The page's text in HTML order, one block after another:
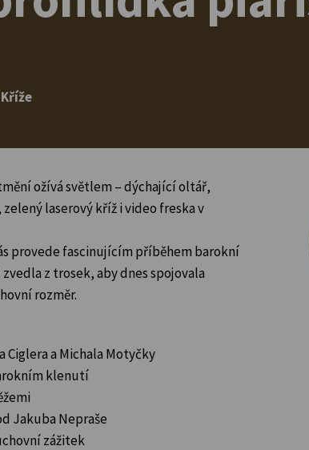
ožívá světlem – dýchající oltář,
laserový kříž i video freska v
provede fascinujícím příběhem barokní
z trosek, aby dnes spojovala
rozměr.
Ciglera a Michala Motyčky
klenutí
Jakuba Nepraše
zážitek